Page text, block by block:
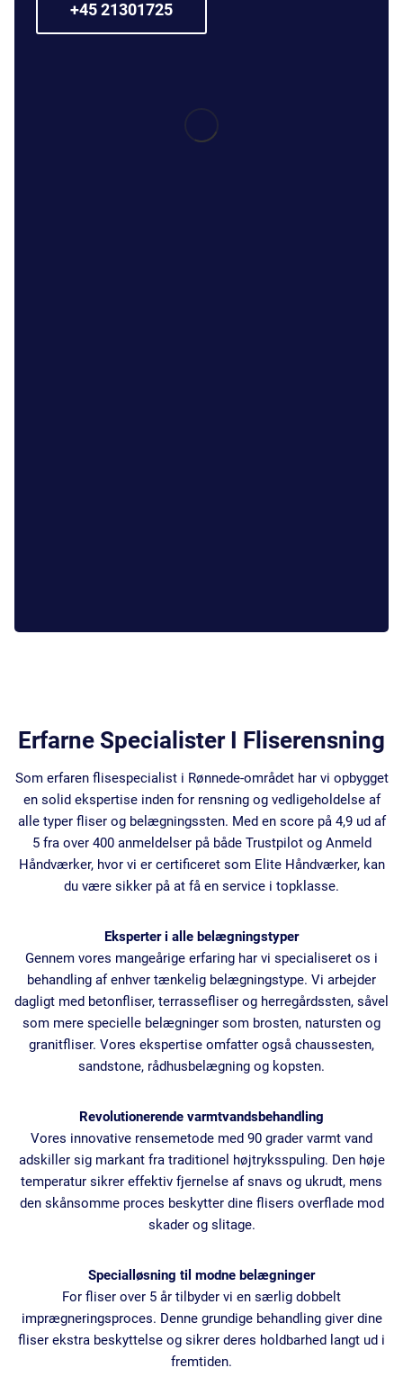
+45 21301725
Erfarne Specialister I Fliserensning
Som erfaren flisespecialist i Rønnede-området har vi opbygget
en solid ekspertise inden for rensning og vedligeholdelse af
alle typer fliser og belægningssten. Med en score på 4,9 ud af
5 fra over 400 anmeldelser på både Trustpilot og Anmeld
Håndværker, hvor vi er certificeret som Elite Håndværker, kan
du være sikker på at få en service i topklasse.
Eksperter i alle belægningstyper
Gennem vores mangeårige erfaring har vi specialiseret os i
behandling af enhver tænkelig belægningstype. Vi arbejder
dagligt med betonfliser, terrassefliser og herregårdssten, såvel
som mere specielle belægninger som brosten, natursten og
granitfliser. Vores ekspertise omfatter også chaussesten,
sandstone, rådhusbelægning og kopsten.
Revolutionerende varmtvandsbehandling
Vores innovative rensemetode med 90 grader varmt vand
adskiller sig markant fra traditionel højtryksspuling. Den høje
temperatur sikrer effektiv fjernelse af snavs og ukrudt, mens
den skånsomme proces beskytter dine flisers overflade mod
skader og slitage.
Specialløsning til modne belægninger
For fliser over 5 år tilbyder vi en særlig dobbelt
imprægneringsproces. Denne grundige behandling giver dine
fliser ekstra beskyttelse og sikrer deres holdbarhed langt ud i
fremtiden.